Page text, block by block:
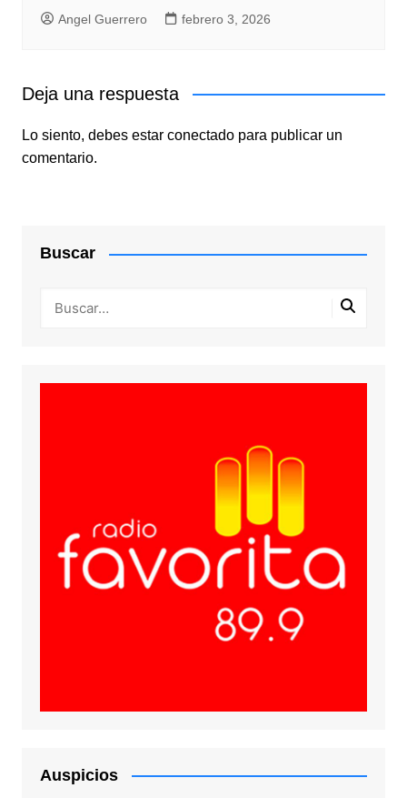
Angel Guerrero febrero 3, 2026
Deja una respuesta
Lo siento, debes estar conectadopara publicar un
comentario.
Buscar
Auspicios